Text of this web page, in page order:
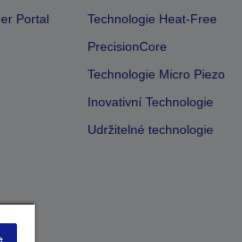
Portal
Technologie Heat-Free
PrecisionCore
Technologie Micro Piezo
Inovativní Technologie
Udržitelné technologie